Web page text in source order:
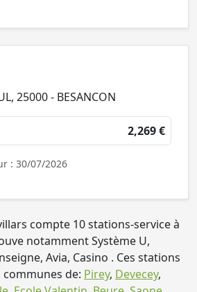
25000 - BESANCON
2,269 €
: 30/07/2026
compte 10 stations-service à
notamment Système U,
Avia, Casino . Ces stations
de: Pirey, Devecey,